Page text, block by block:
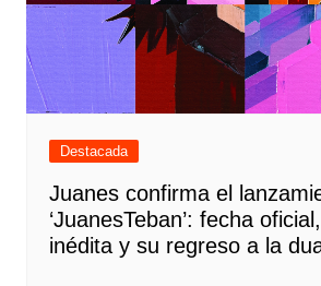
Destacada
Juanes confirma el
‘JuanesTeban’: fecha
inédita y su regreso a la